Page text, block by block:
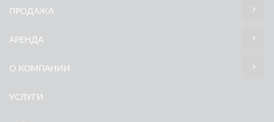
ПРОДАЖА
АРЕНДА
О КОМПАНИИ
УСЛУГИ